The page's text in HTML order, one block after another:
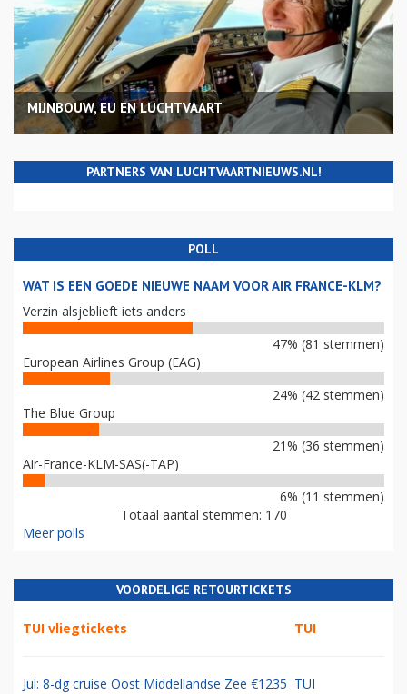
MIJNBOUW, EU EN LUCHTVAART
PARTNERS VAN LUCHTVAARTNIEUWS.NL!
POLL
WAT IS EEN GOEDE NIEUWE NAAM VOOR AIR FRANCE-KLM?
Verzin alsjeblieft iets anders
47% (81 stemmen)
European Airlines Group (EAG)
24% (42 stemmen)
The Blue Group
21% (36 stemmen)
Air-France-KLM-SAS(-TAP)
6% (11 stemmen)
Totaal aantal stemmen: 170
Meer polls
VOORDELIGE RETOURTICKETS
TUI vliegtickets TUI
Jul: 8-dg cruise Oost Middellandse Zee €1235 TUI